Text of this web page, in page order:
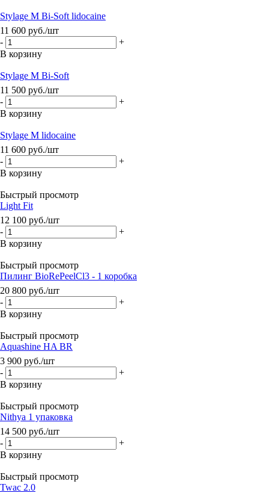
Stylage M Bi-Soft lidocaine
11 600 руб./шт
-
+
В корзину
Stylage M Bi-Soft
11 500 руб./шт
-
+
В корзину
Stylage M lidocaine
11 600 руб./шт
-
+
В корзину
Быстрый просмотр
Light Fit
12 100 руб./шт
-
+
В корзину
Быстрый просмотр
Пилинг BioRePeelCl3 - 1 коробка
20 800 руб./шт
-
+
В корзину
Быстрый просмотр
Aquashine HA BR
3 900 руб./шт
-
+
В корзину
Быстрый просмотр
Nithya 1 упаковка
14 500 руб./шт
-
+
В корзину
Быстрый просмотр
Twac 2.0